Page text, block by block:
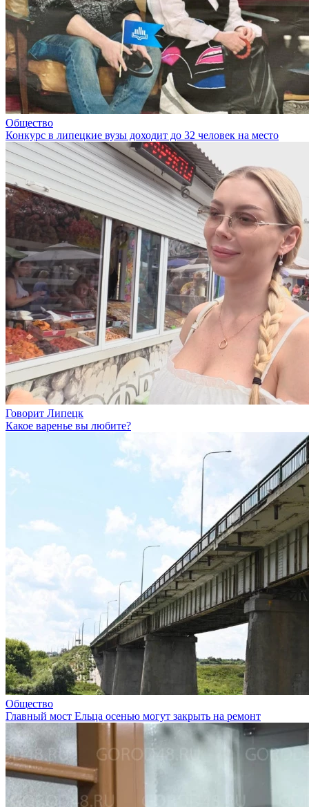
Общество
Конкурс в липецкие вузы доходит до 32 человек на место
Говорит Липецк
Какое варенье вы любите?
Общество
Главный мост Ельца осенью могут закрыть на ремонт